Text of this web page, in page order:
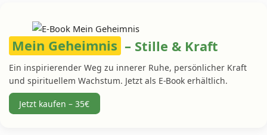
Mein Geheimnis – Stille & Kraft
Ein inspirierender Weg zu innerer Ruhe, persönlicher Kraft
und spirituellem Wachstum. Jetzt als E-Book erhältlich.
Jetzt kaufen – 35€